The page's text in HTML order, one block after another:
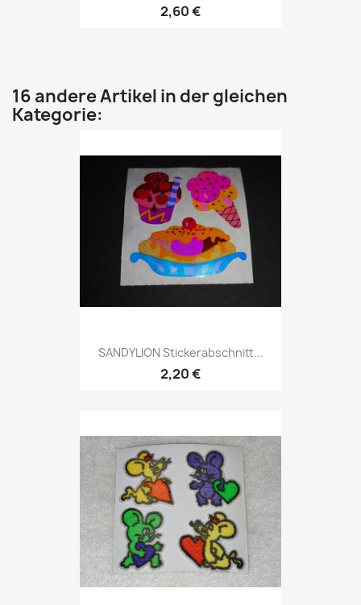
2,60 €
16 andere Artikel in der gleichen
Kategorie:
SANDYLION Stickerabschnitt...
2,20 €